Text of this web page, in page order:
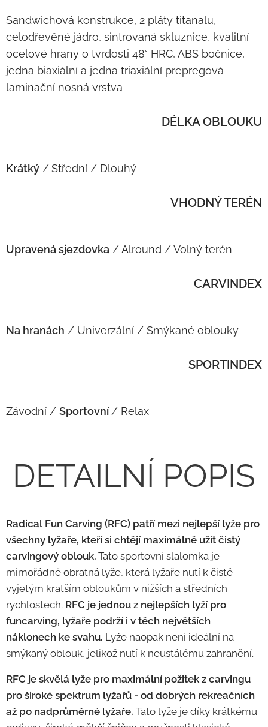
Sandwichová konstrukce, 2 pláty titanalu,
celodřevěné jádro, sintrovaná skluznice, kvalitní
ocelové hrany o tvrdosti 48° HRC, ABS bočnice,
jedna biaxiální a jedna triaxiální prepregová
laminační nosná vrstva
DÉLKA OBLOUKU
Krátký / Střední / Dlouhý
VHODNÝ TERÉN
Upravená sjezdovka / Alround / Volný terén
CARVINDEX
Na hranách / Univerzální / Smýkané oblouky
SPORTINDEX
Závodní / Sportovní/ Relax
DETAILNÍ POPIS
Radical Fun Carving (RFC) patří mezi nejlepší lyže pro
všechny lyžaře, kteří si chtějí maximálně užít čistý
carvingový oblouk. Tato sportovní slalomka je
mimořádně obratná lyže, která lyžaře nutí k čistě
vyjetým kratším obloukům v nižších a středních
rychlostech. RFC je jednou z nejlepších lyží pro
funcarving, lyžaře podrží i v těch největších
náklonech ke svahu. Lyže naopak není ideální na
smýkaný oblouk, jelikož nutí k neustálému zahranění.
RFC je skvělá lyže pro maximální požitek z carvingu
pro široké spektrum lyžařů - od dobrých rekreačních
až po nadprůměrné lyžaře. Tato lyže je díky krátkému